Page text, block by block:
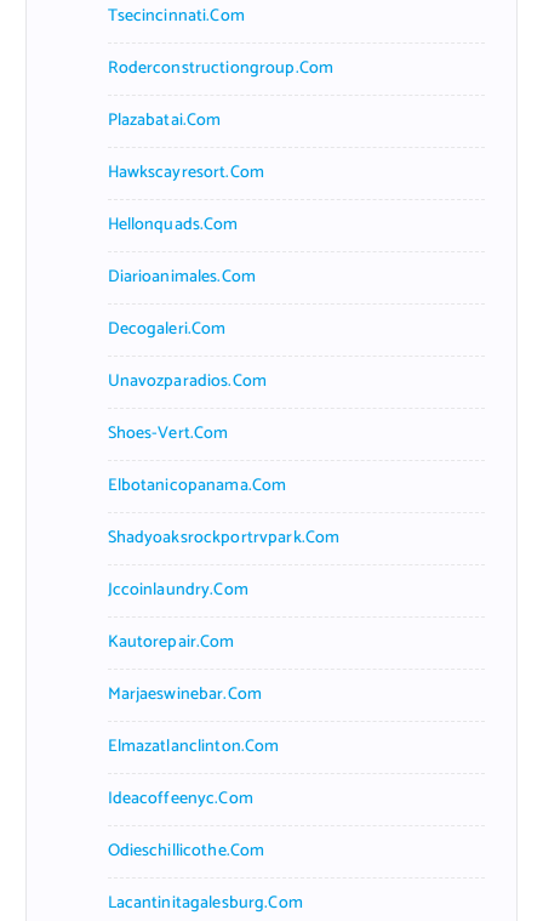
Tsecincinnati.com
Roderconstructiongroup.com
Plazabatai.com
Hawkscayresort.com
Hellonquads.com
Diarioanimales.com
Decogaleri.com
Unavozparadios.com
Shoes-Vert.com
Elbotanicopanama.com
Shadyoaksrockportrvpark.com
Jccoinlaundry.com
Kautorepair.com
Marjaeswinebar.com
Elmazatlanclinton.com
Ideacoffeenyc.com
Odieschillicothe.com
Lacantinitagalesburg.com